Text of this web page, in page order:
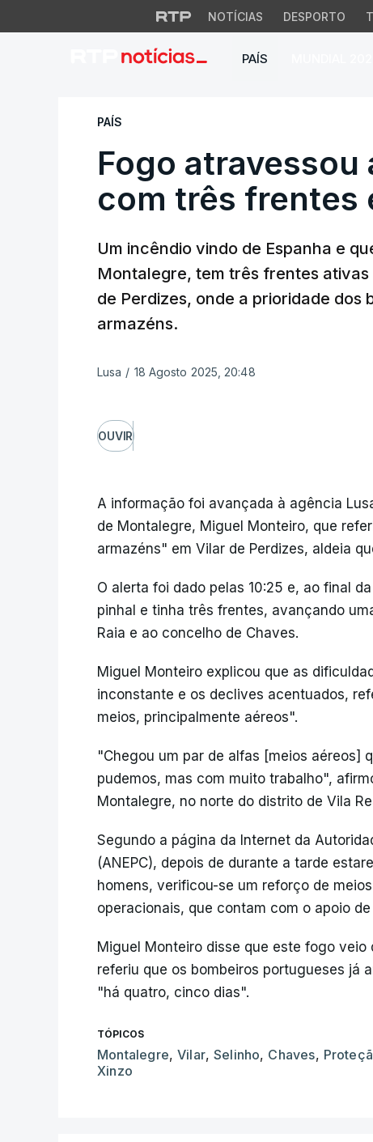
NOTÍCIAS DESPORTO
PAÍS
Fogo atravessou
PAÍS
Fogo
com três frentes
Um incêndio vindo de Espanha e
Montalegre, tem três frentes
de Perdizes, onde a prioridade dos
armazéns.
Lusa / 18 Agosto 2025, 20:48
OUVIR
A informação foi avançada à agência
de Montalegre, Miguel Monteiro, que
armazéns" em Vilar de Perdizes, aldeia
O alerta foi dado pelas 10:25 e, ao final
pinhal e tinha três frentes, avançando
Raia e ao concelho de Chaves.
Miguel Monteiro explicou que as
inconstante e os declives acentuados,
meios, principalmente aéreos".
"Chegou um par de alfas [meios aéreos]
pudemos, mas com muito trabalho",
Montalegre, no norte do distrito de Vila
Segundo a página da Internet da
(ANEPC), depois de durante a tarde
homens, verificou-se um reforço de
operacionais, que contam com o apoio
Miguel Monteiro disse que este fogo veio
referiu que os bombeiros portugueses já
"há quatro, cinco dias".
TÓPICOS
Montalegre, Vilar, Selinho, Chaves,
Xinzo